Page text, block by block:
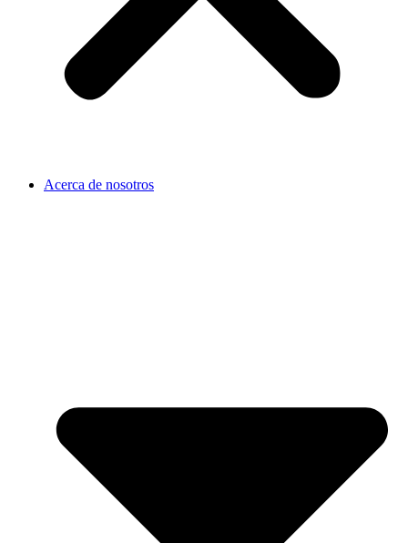
Acerca de nosotros